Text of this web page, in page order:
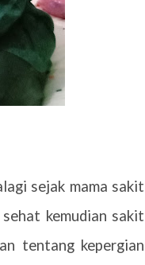
sejak mama sakit
kemudian sakit
tentang kepergian